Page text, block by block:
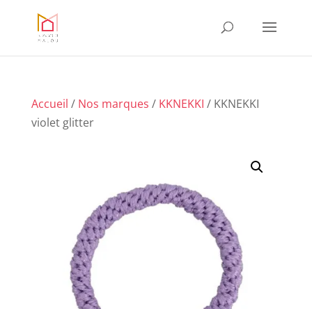
Accueil / Nos marques / KKNEKKI / KKNEKKI
violet glitter